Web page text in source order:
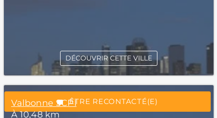
“Excellent”, 165 avis
ÊTRE RECONTACTÉ(E)
DÉCOUVRIR CETTE VILLE
Valbonne SCPI
À 10,48 km